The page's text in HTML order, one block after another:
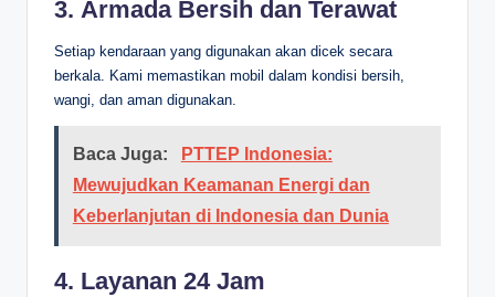
3. Armada Bersih dan Terawat
Setiap kendaraan yang digunakan akan dicek secara
berkala. Kami memastikan mobil dalam kondisi bersih,
wangi, dan aman digunakan.
Baca Juga:
PTTEP Indonesia:
Mewujudkan Keamanan Energi dan
Keberlanjutan di Indonesia dan Dunia
4. Layanan 24 Jam